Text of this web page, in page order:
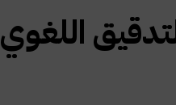
اللغوي